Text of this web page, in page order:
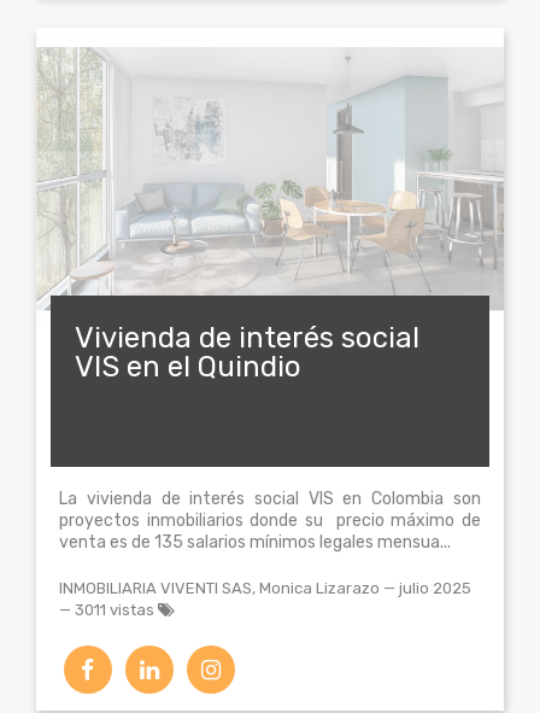
Vivienda de interés social
VIS en el Quindio
La vivienda de interés social VIS en Colombia son
proyectos inmobiliarios donde su precio máximo de
venta es de 135 salarios mínimos legales mensua...
INMOBILIARIA VIVENTI SAS, Monica Lizarazo —julio 2025
— 3011 vistas